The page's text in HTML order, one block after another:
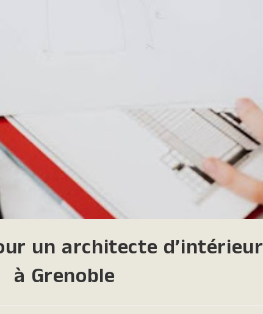
un architecte d’intérieur
à Grenoble